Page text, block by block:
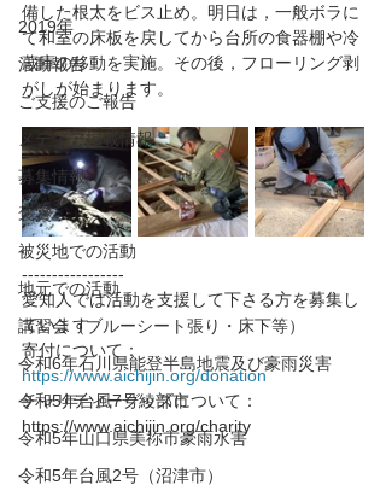
2019年
活動報告
ご支援のご報告
メディア掲載情報
募集情報
褒賞
被災地での活動
地元での活動
講習会（ブルーシート張り・床下等）
令和6年石川県能登半島地震及び豪雨災害
令和5年台風7号綾部市
令和5年山口県美祢市豪雨水害
令和5年台風2号（沼津市）
備した根太をビス止め。明日は，一般ボラに
て和室の床板を戻してから台所の食器棚や冷
蔵庫の移動を実施。その後，フローリング剥
がしが始まります。
-----------------
愛知人では活動を支援して下さる方を募集し
ています
寄付について：
https://www.aichijin.org/donation
チャリティーグッズについて：
https://www.aichijin.org/charity